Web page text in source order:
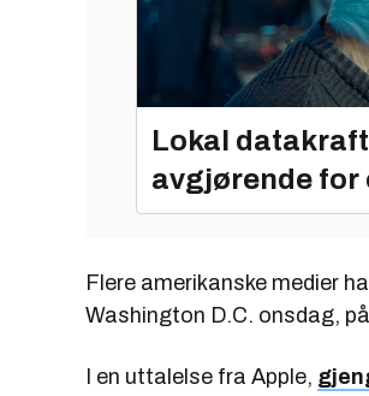
Lokal
avgjørende for
Flere amerikanske medier
Washington D.C. onsdag,
I en uttalelse fra Apple,